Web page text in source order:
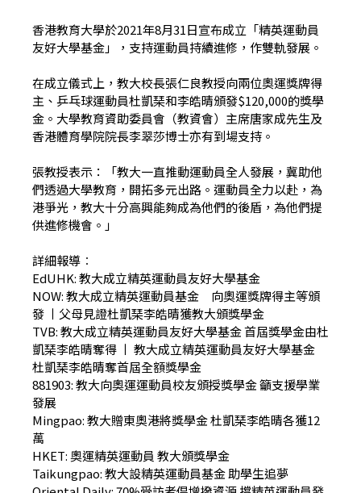
香港教育大學於2021年8月31日宣布成立「精英運動員
友好大學基金」，支持運動員持續進修，作雙軌發展。
在成立儀式上，教大校長張仁良教授向兩位奧運獎牌得
主、乒乓球運動員杜凱琹和李皓晴頒發$120,000的獎學
金。大學教育資助委員會（教資會）主席唐家成先生及
香港體育學院院長李翠莎博士亦有到場支持。
張教授表示：「教大一直推動運動員全人發展，冀助他
們透過大學教育，開拓多元出路。運動員全力以赴，為
港爭光，教大十分高興能夠成為他們的後盾，為他們提
供進修機會。」
詳細報導︰
EdUHK:教大成立精英運動員友好大學基金
NOW:教大成立精英運動員基金 向奧運獎牌得主等頒
發 丨 父母見證杜凱琹李皓晴獲教大頒獎學金
TVB:教大成立精英運動員友好大學基金 首屆獎學金由杜
凱琹李皓晴奪得 丨 教大成立精英運動員友好大學基金
杜凱琹李皓晴奪首屆全額獎學金
881903:教大向奧運運動員校友頒授獎學金 籲支援學業
發展
Mingpao:教大贈東奧港將獎學金 杜凱琹李皓晴各獲12
萬
HKET:奧運精英運動員 教大頒獎學金
Taikungpao:教大設精英運動員基金 助學生追夢